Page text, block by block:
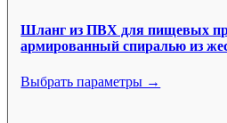
Шланг из ПВХ для пищевых
армированный спиралью из
Выбрать параметры →